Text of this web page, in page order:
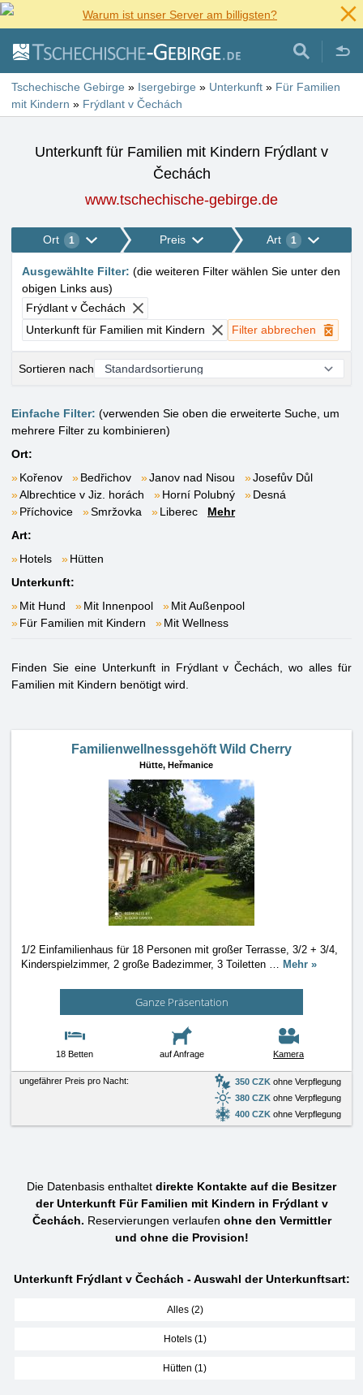
Warum ist unser Server am billigsten?
Tschechische Gebirge » Isergebirge » Unterkunft » Für Familien
mit Kindern » Frýdlant v Čechách
Unterkunft für Familien mit Kindern Frýdlant v
Čechách
www.tschechische-gebirge.de
Ort 1 Preis Art 1
Ausgewählte Filter: (die weiteren Filter wählen Sie unter den
obigen Links aus)
Frýdlant v Čechách
Unterkunft für Familien mit Kindern
Filter abbrechen
Sortieren nach
Einfache Filter: (verwenden Sie oben die erweiterte Suche, um
mehrere Filter zu kombinieren)
Ort:
Kořenov
Bedřichov Janov nad Nisou
Josefův Důl
Albrechtice v Jiz. horách
Horní Polubný
Desná
Příchovice
Smržovka Liberec
Mehr
Art:
Hotels
Hütten
Unterkunft:
Mit Hund
Mit Innenpool
Mit Außenpool
Für Familien mit Kindern
Mit Wellness
Finden Sie eine Unterkunft in Frýdlant v Čechách, wo alles für
Familien mit Kindern benötigt wird.
Familienwellnessgehöft Wild Cherry
Hütte, Heřmanice
1/2 Einfamilienhaus für 18 Personen mit großer Terrasse, 3/2 + 3/4,
Kinderspielzimmer, 2 große Badezimmer, 3 Toiletten … Mehr »
Ganze Präsentation
18 Betten auf Anfrage Kamera
ungefährer Preis pro Nacht: 350 CZK ohne Verpflegung
380 CZK ohne Verpflegung
400 CZK ohne Verpflegung
Die Datenbasis enthaltet direkte Kontakte auf die Besitzer
der Unterkunft Für Familien mit Kindern in Frýdlant v
Čechách. Reservierungen verlaufen ohne den Vermittler
und ohne die Provision!
Unterkunft Frýdlant v Čechách - Auswahl der Unterkunftsart:
Alles (2)
Hotels (1)
Hütten (1)